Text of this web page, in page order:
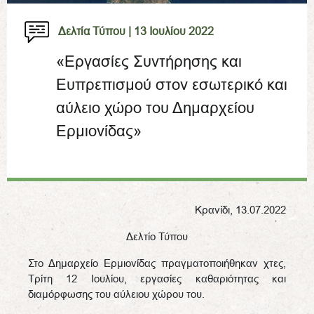
Δελτία Τύπου | 13 Ιουλίου 2022
«Εργασίες Συντήρησης και
Ευπρεπισμού στον εσωτερικό και
αύλειο χώρο του Δημαρχείου
Ερμιονίδας»
Κρανίδι, 13.07.2022
Δελτίο Τύπου
Στο Δημαρχείο Ερμιονίδας πραγματοποιήθηκαν χτες,
Τρίτη 12 Ιουλίου, εργασίες καθαριότητας και
διαμόρφωσης του αύλειου χώρου του.